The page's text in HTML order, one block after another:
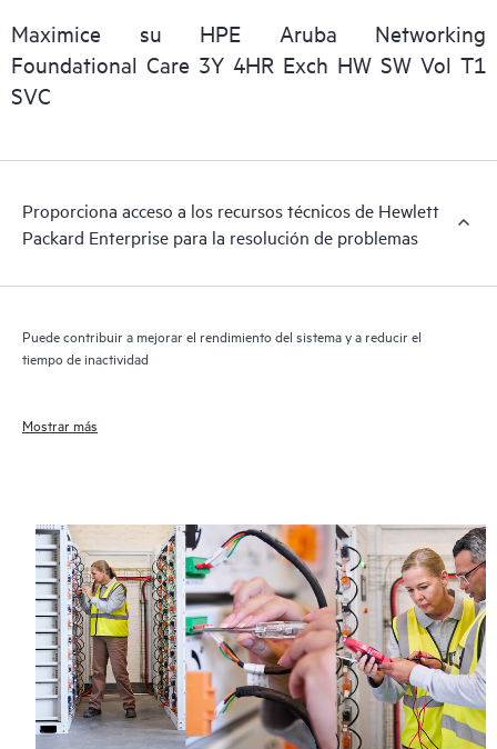
que facilita a cualquier miembro del personal de TI localizar
importantes informaciones comerciales disponibles.
Maximice su HPE Aruba Networking
Foundational Care 3Y 4HR Exch HW SW Vol T1
SVC
Proporciona acceso a los recursos técnicos de Hewlett
Packard Enterprise para la resolución de problemas
Puede contribuir a mejorar el rendimiento del sistema y a reducir el
tiempo de inactividad
Mostrar más